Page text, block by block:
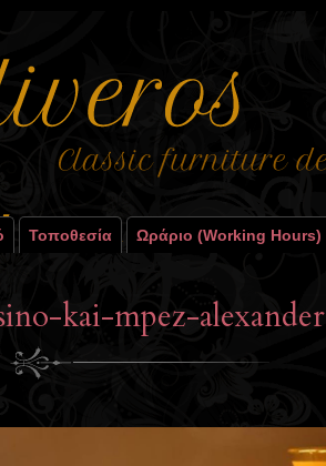
Τοποθεσία Ωράριο (working Hours)
kai-mpez-alexander